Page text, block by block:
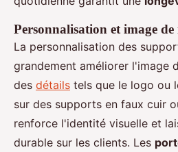
Personnalisation et image
La personnalisation des
grandement améliorer l'image
des détails tels que le logo ou
sur des supports en faux cuir
renforce l'identité visuelle et
durable sur les clients. Les